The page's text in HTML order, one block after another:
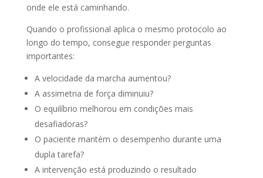
onde ele está caminhando.
Quando o profissional aplica o mesmo protocolo ao
longo do tempo, consegue responder perguntas
importantes:
A velocidade da marcha aumentou?
A assimetria de força diminuiu?
O equilíbrio melhorou em condições mais
desafiadoras?
O paciente mantém o desempenho durante uma
dupla tarefa?
A intervenção está produzindo o resultado